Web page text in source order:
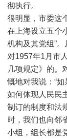
彻执行。
很明显，市委这
在上海设立五个
机构及其党组”
对1957年1月市
几项规定》的。
慨地对我说：“
如何体现人民民
制订的制度和法
时，我们也向邻
小组，组长都是